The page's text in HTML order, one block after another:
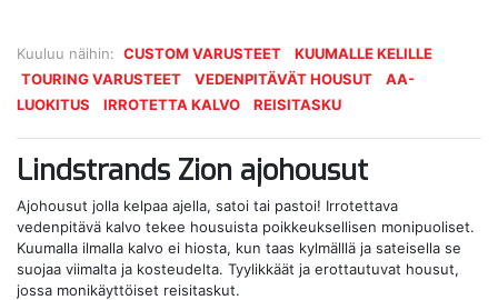
Kuuluu näihin: CUSTOM VARUSTEET
KUUMALLE KELILLE
TOURING VARUSTEET
VEDENPITÄVÄT HOUSUT
AA-
LUOKITUS
IRROTETTA KALVO REISITASKU
Lindstrands Zion ajohousut
Ajohousut jolla kelpaa ajella, satoi tai pastoi! Irrotettava
vedenpitävä kalvo tekee housuista poikkeuksellisen monipuoliset.
Kuumalla ilmalla kalvo ei hiosta, kun taas kylmälllä ja sateisella se
suojaa viimalta ja kosteudelta. Tyylikkäät ja erottautuvat housut,
jossa monikäyttöiset reisitaskut.